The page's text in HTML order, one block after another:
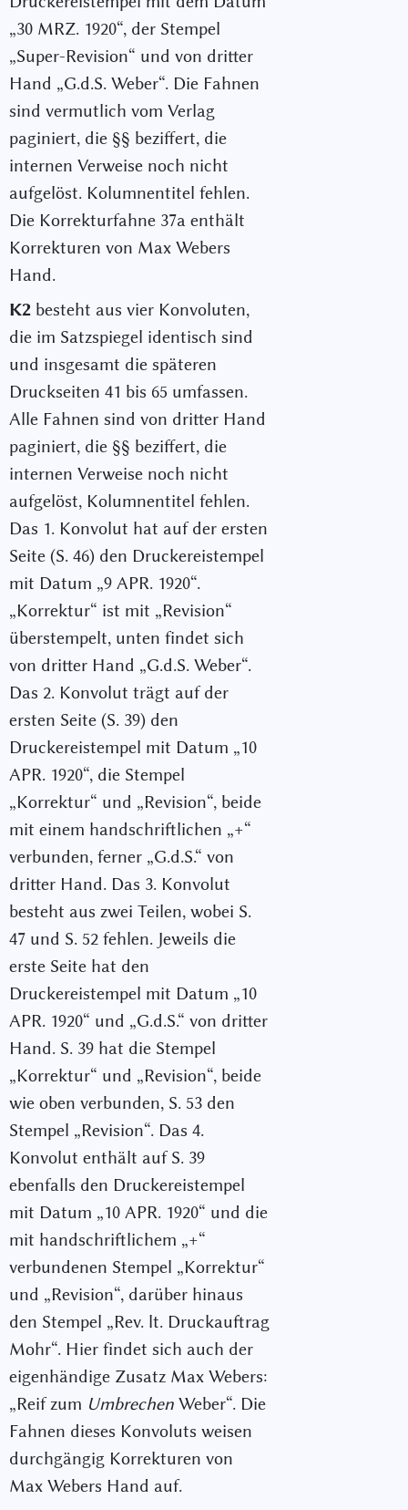
„30 MRZ. 1920“, der Stempel
„Super-Revision“ und von dritter
Hand „G.d.S. Weber“. Die Fahnen
sind vermutlich vom Verlag
paginiert, die §§ beziffert, die
internen Verweise noch nicht
aufgelöst. Kolumnentitel fehlen.
Die Korrekturfahne 37a enthält
Korrekturen von Max Webers
Hand.
K2 besteht aus vier Konvoluten,
die im Satzspiegel identisch sind
und insgesamt die späteren
Druckseiten 41 bis 65 umfassen.
Alle Fahnen sind von dritter Hand
paginiert, die §§ beziffert, die
internen Verweise noch nicht
aufgelöst, Kolumnentitel fehlen.
Das 1. Konvolut hat auf der ersten
Seite (S. 46) den Druckereistempel
mit Datum „9 APR. 1920“.
„Korrektur“ ist mit „Revision“
überstempelt, unten findet sich
von dritter Hand „G.d.S. Weber“.
Das 2. Konvolut trägt auf der
ersten Seite (S. 39) den
Druckereistempel mit Datum „10
APR. 1920“, die Stempel
„Korrektur“ und „Revision“, beide
mit einem handschriftlichen „+“
verbunden, ferner „G.d.S.“ von
dritter Hand. Das 3. Konvolut
besteht aus zwei Teilen, wobei S.
47 und S. 52 fehlen. Jeweils die
erste Seite hat den
Druckereistempel mit Datum „10
APR. 1920“ und „G.d.S.“ von dritter
Hand. S. 39 hat die Stempel
„Korrektur“ und „Revision“, beide
wie oben verbunden, S. 53 den
Stempel „Revision“. Das 4.
Konvolut enthält auf S. 39
ebenfalls den Druckereistempel
mit Datum „10 APR. 1920“ und die
mit handschriftlichem „+“
verbundenen Stempel „Korrektur“
und „Revision“, darüber hinaus
den Stempel „Rev. lt. Druckauftrag
Mohr“. Hier findet sich auch der
eigenhändige Zusatz Max Webers:
„Reif zum Umbrechen Weber“. Die
Fahnen dieses Konvoluts weisen
durchgängig Korrekturen von
Max Webers Hand auf.